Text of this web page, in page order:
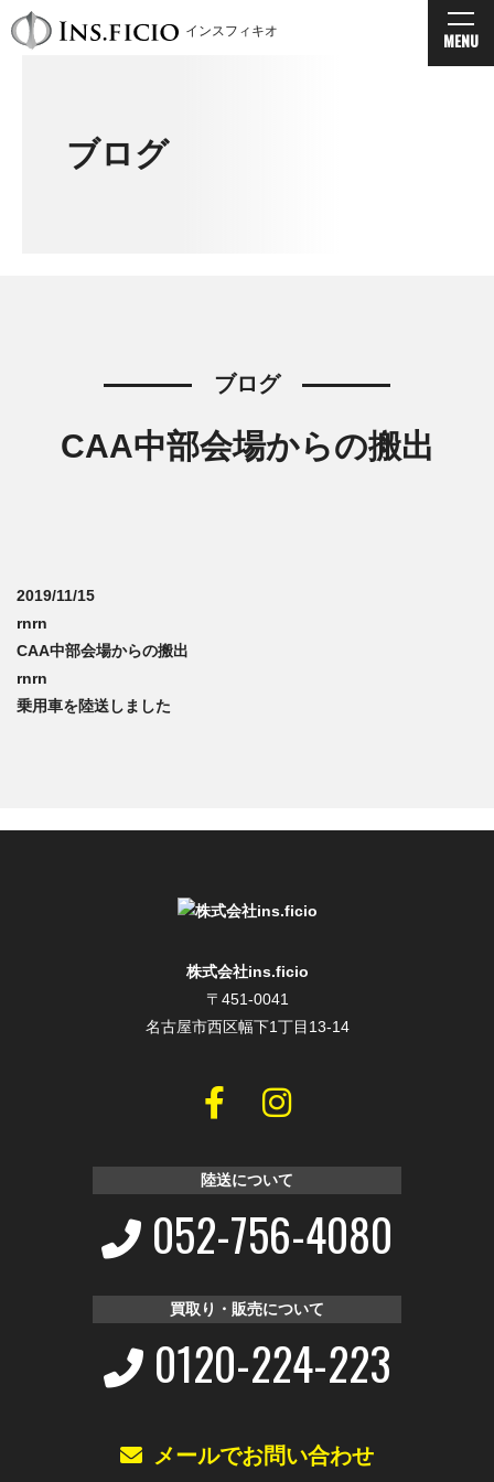
インスフィキオ MENU
ブログ
ブログ
CAA中部会場からの搬出
2019/11/15
rnrn
CAA中部会場からの搬出
rnrn
乗用車を陸送しました
株式会社ins.ficio
〒451-0041
名古屋市西区幅下1丁目13-14
陸送について
052-756-4080
買取り・販売について
0120-224-223
メールでお問い合わせ